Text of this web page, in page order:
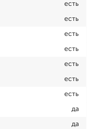
есть
есть
есть
есть
есть
есть
есть
да
да